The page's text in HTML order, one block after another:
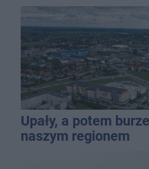
Upały, a potem
naszym regionem